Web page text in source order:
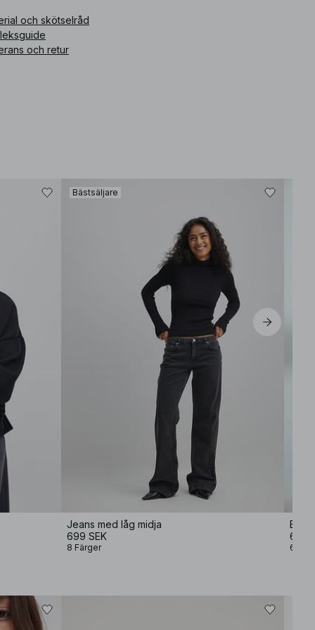
och skötselråd
och retur
Bästsäljare
Jeans med låg midja
699 SEK
8 Färger
699
6